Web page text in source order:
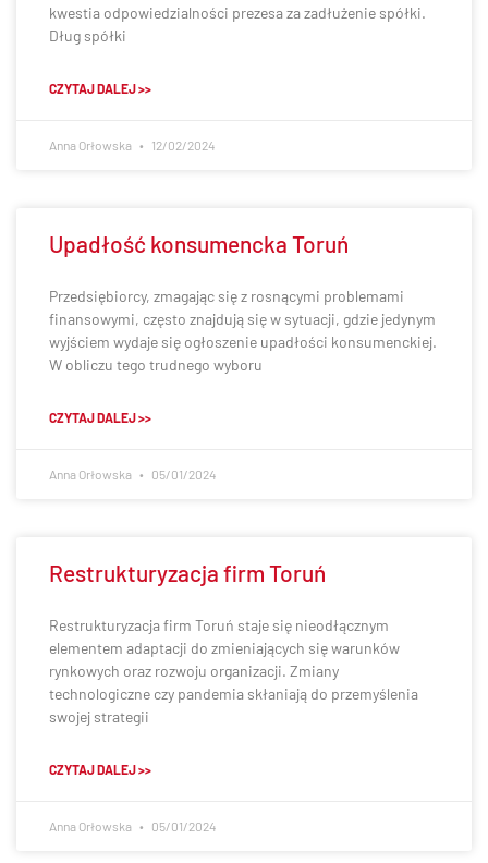
kwestia odpowiedzialności prezesa za zadłużenie spółki.
Dług spółki
CZYTAJ DALEJ >>
Anna Orłowska 12/02/2024
Upadłość konsumencka Toruń
Przedsiębiorcy, zmagając się z rosnącymi problemami
finansowymi, często znajdują się w sytuacji, gdzie jedynym
wyjściem wydaje się ogłoszenie upadłości konsumenckiej.
W obliczu tego trudnego wyboru
CZYTAJ DALEJ >>
Anna Orłowska 05/01/2024
Restrukturyzacja firm Toruń
Restrukturyzacja firm Toruń staje się nieodłącznym
elementem adaptacji do zmieniających się warunków
rynkowych oraz rozwoju organizacji. Zmiany
technologiczne czy pandemia skłaniają do przemyślenia
swojej strategii
CZYTAJ DALEJ >>
Anna Orłowska 05/01/2024